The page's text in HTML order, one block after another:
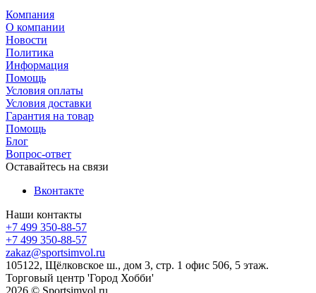
Компания
О компании
Новости
Политика
Информация
Помощь
Условия оплаты
Условия доставки
Гарантия на товар
Помощь
Блог
Вопрос-ответ
Оставайтесь на связи
Вконтакте
Наши контакты
+7 499 350-88-57
+7 499 350-88-57
zakaz@sportsimvol.ru
105122, Щёлковское ш., дом 3, стр. 1 офис 506, 5 этаж.
Торговый центр 'Город Хобби'